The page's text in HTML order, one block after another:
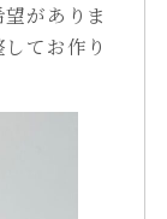
がありま
てお作り